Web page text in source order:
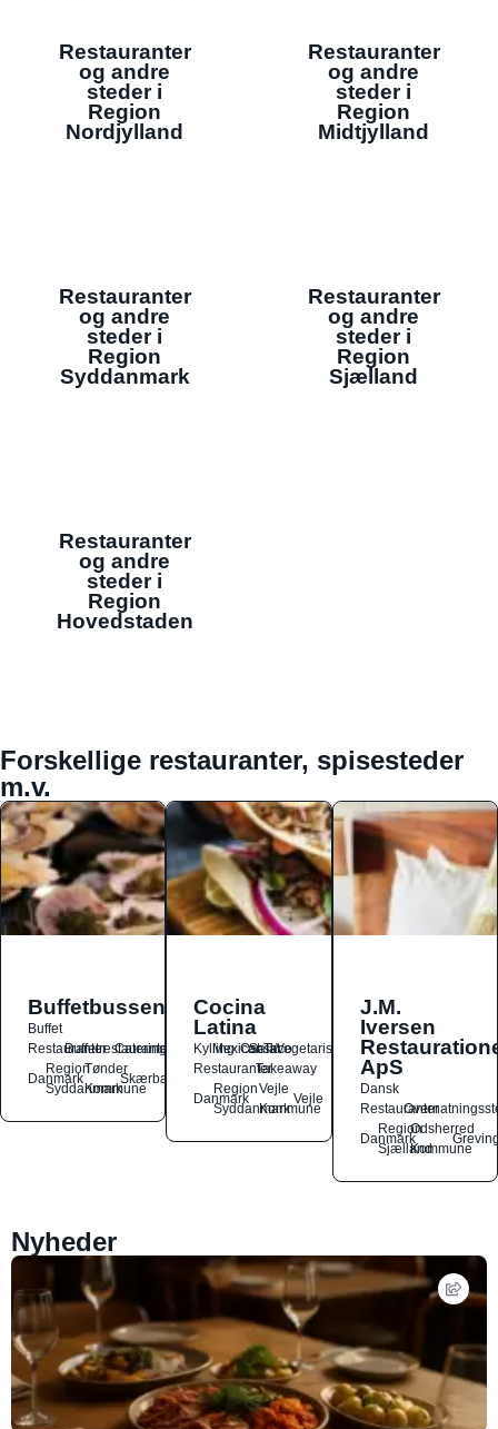
Restauranter
og andre
steder i
Region
Nordjylland
Restauranter
og andre
steder i
Region
Midtjylland
Restauranter
og andre
steder i
Region
Syddanmark
Restauranter
og andre
steder i
Region
Sjælland
Restauranter
og andre
steder i
Region
Hovedstaden
Forskellige restauranter, spisesteder
m.v.
Buffetbussen
Buffet
Restauranter
Buffetrestauranter
Catering
Danmark
Region
Syddanmark
Tønder
Kommune
Skærbæk
Cocina
Latina
Kylling
Mexicansk
OstSalat
TacoVegetarisk
RestauranterTakeaway
Danmark
Region
Syddanmark
Vejle
Kommune
Vejle
J.M.
Iversen
ApS
Dansk
Restauranter
Danmark
Region
Sjælland
Odsherred
Kommune
Nyheder